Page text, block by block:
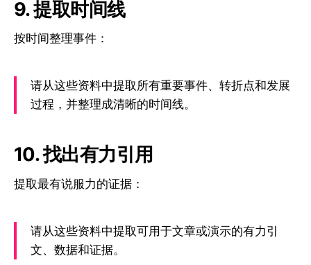
9. 提取时间线
按时间整理事件：
请从这些资料中提取所有重要事件、转折点和发展
过程，并整理成清晰的时间线。
10. 找出有力引用
提取最有说服力的证据：
请从这些资料中提取可用于文章或演示的有力引
文、数据和证据。